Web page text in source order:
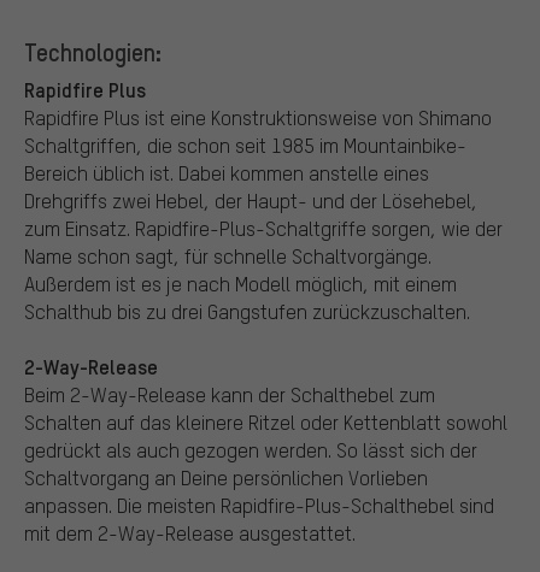
Technologien:
Rapidfire Plus
Rapidfire Plus ist eine Konstruktionsweise von Shimano
Schaltgriffen, die schon seit 1985 im Mountainbike-
Bereich üblich ist. Dabei kommen anstelle eines
Drehgriffs zwei Hebel, der Haupt- und der Lösehebel,
zum Einsatz. Rapidfire-Plus-Schaltgriffe sorgen, wie der
Name schon sagt, für schnelle Schaltvorgänge.
Außerdem ist es je nach Modell möglich, mit einem
Schalthub bis zu drei Gangstufen zurückzuschalten.
2-Way-Release
Beim 2-Way-Release kann der Schalthebel zum
Schalten auf das kleinere Ritzel oder Kettenblatt sowohl
gedrückt als auch gezogen werden. So lässt sich der
Schaltvorgang an Deine persönlichen Vorlieben
anpassen. Die meisten Rapidfire-Plus-Schalthebel sind
mit dem 2-Way-Release ausgestattet.